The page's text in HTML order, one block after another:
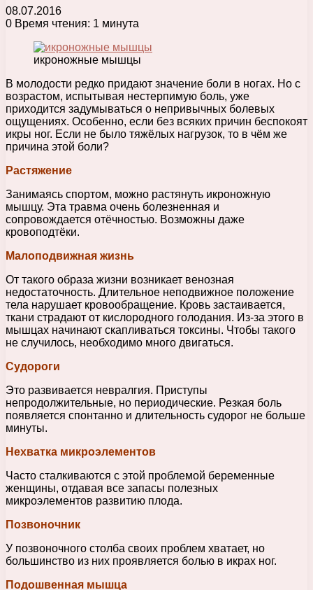
08.07.2016
0 Время чтения: 1 минута
икроножные мышцы
В молодости редко придают значение боли в ногах. Но с
возрастом, испытывая нестерпимую боль, уже
приходится задумываться о непривычных болевых
ощущениях. Особенно, если без всяких причин беспокоят
икры ног. Если не было тяжёлых нагрузок, то в чём же
причина этой боли?
Растяжение
Занимаясь спортом, можно растянуть икроножную
мышцу. Эта травма очень болезненная и
сопровождается отёчностью. Возможны даже
кровоподтёки.
Малоподвижная жизнь
От такого образа жизни возникает венозная
недостаточность. Длительное неподвижное положение
тела нарушает кровообращение. Кровь застаивается,
ткани страдают от кислородного голодания. Из-за этого в
мышцах начинают скапливаться токсины. Чтобы такого
не случилось, необходимо много двигаться.
Судороги
Это развивается невралгия. Приступы
непродолжительные, но периодические. Резкая боль
появляется спонтанно и длительность судорог не больше
минуты.
Нехватка микроэлементов
Часто сталкиваются с этой проблемой беременные
женщины, отдавая все запасы полезных
микроэлементов развитию плода.
Позвоночник
У позвоночного столба своих проблем хватает, но
большинство из них проявляется болью в икрах ног.
Подошвенная мышца